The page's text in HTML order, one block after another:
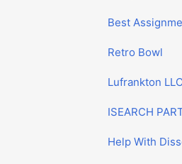
Best
Retro Bowl
Lufrankton LLC
ISEARCH
Help With